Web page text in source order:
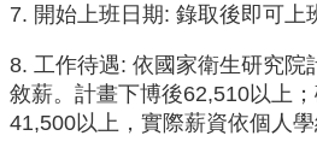
源
下
載
中
7. 開始上班日期: 錄取後即可上
8. 工作待遇: 依國家衛生研究院
敘薪。計畫下博後62,510以上
41,500以上，實際薪資依個人學